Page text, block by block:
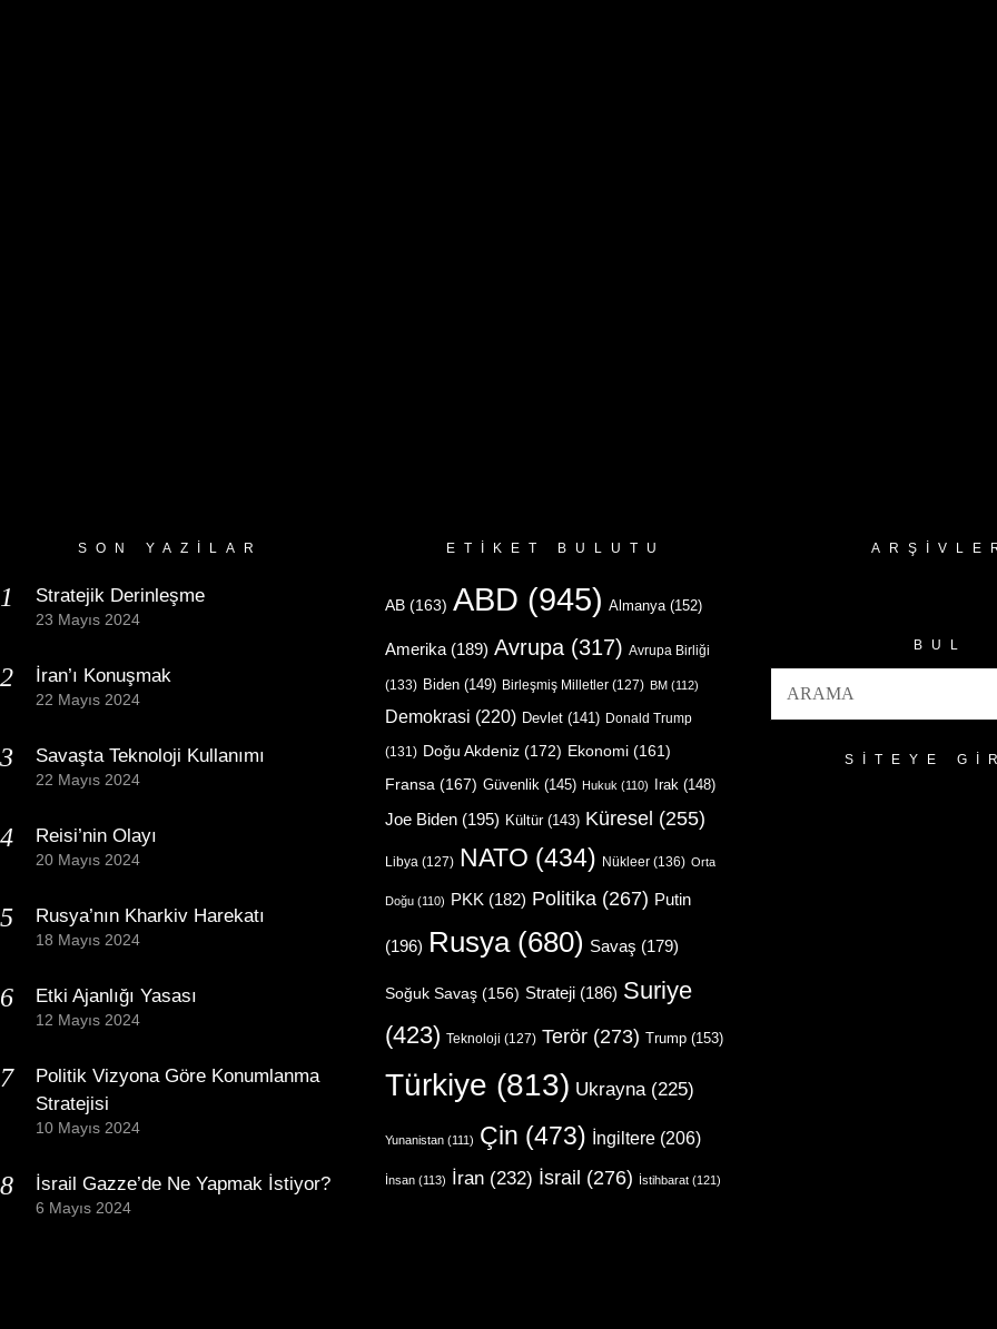
SON YAZILAR
Stratejik Derinleşme
23 Mayıs 2024
İran’ı Konuşmak
22 Mayıs 2024
Savaşta Teknoloji Kullanımı
22 Mayıs 2024
Reisi’nin Olayı
20 Mayıs 2024
Rusya’nın Kharkiv Harekatı
18 Mayıs 2024
Etki Ajanlığı Yasası
12 Mayıs 2024
Politik Vizyona Göre Konumlanma
Stratejisi
10 Mayıs 2024
İsrail Gazze’de Ne Yapmak İstiyor?
6 Mayıs 2024
ETIKET BULUTU
AB (163) ABD (945) Almanya(152)
Amerika (189) Avrupa (317) Avrupa Birliği
(133) Biden (149) Birleşmiş Milletler (127) BM (112)
Demokrasi (220) Devlet (141) Donald Trump
(131) Doğu Akdeniz (172) Ekonomi (161)
Fransa (167) Güvenlik (145) Hukuk (110) Irak (148)
Joe Biden (195) Kültür(143) Küresel (255)
Libya (127) NATO (434) Nükleer (136) Orta
Doğu (110) PKK (182) Politika (267) Putin
(196) Rusya(680) Savaş (179)
Soğuk Savaş (156) Strateji (186) Suriye
(423) Teknoloji (127) Terör (273) Trump (153)
Türkiye (813) Ukrayna(225)
Yunanistan (111) Çin (473) İngiltere (206)
İnsan (113) İran (232) İsrail (276) İstihbarat (121)
BUL
SITEYE